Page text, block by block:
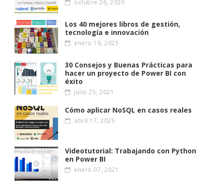
octubre 26, 2020
Los 40 mejores libros de gestión,
tecnología e innovación
enero 19, 2025
30 Consejos y Buenas Prácticas para
hacer un proyecto de Power BI con
éxito
julio 25, 2021
Cómo aplicar NoSQL en casos reales
abril 17, 2025
Videotutorial: Trabajando con Python
en Power BI
enero 07, 2021